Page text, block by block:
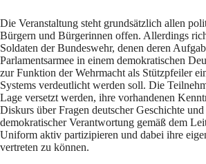
Die Veranstaltung steht grundsätzlich allen
Bürgern und Bürgerinnen offen. Allerdings
Soldaten der Bundeswehr, denen deren
Parlamentsarmee in einem demokratischen
zur Funktion der Wehrmacht als Stützpfeiler
Systems verdeutlicht werden soll. Die
Lage versetzt werden, ihre vorhandenen
Diskurs über Fragen deutscher Geschichte
demokratischer Verantwortung gemäß dem
Uniform aktiv partizipieren und dabei ihre
vertreten zu können.